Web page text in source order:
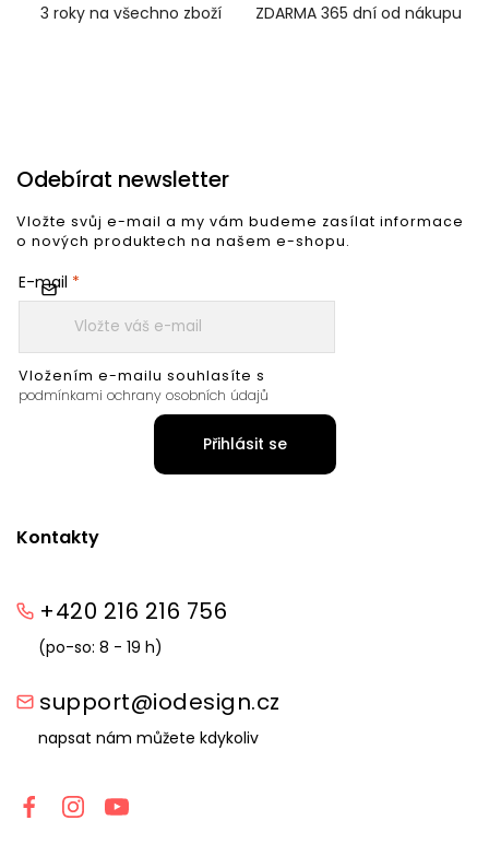
3 roky na všechno zboží ZDARMA 365 dní od nákupu
Kontakty
+420 216 216 756
(po-so: 8 - 19 h)
support@iodesign.cz
napsat nám můžete kdykoliv
Odebírat newsletter
Vložte svůj e-mail a my vám budeme zasílat informace
o nových produktech na našem e-shopu.
E-mail
Vložením e-mailu souhlasíte s
podmínkami ochrany osobních údajů
Přihlásit se